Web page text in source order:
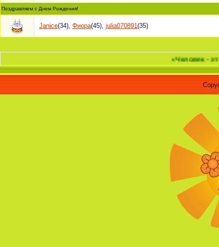
Поздравляем с Днем Рождения!
Janice(34), Фиора(45), julia070891(35)
«Человек - это